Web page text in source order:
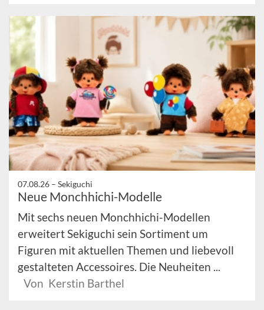
07.08.26 – Sekiguchi
Neue Monchhichi-Modelle
Mit sechs neuen Monchhichi-Modellen
erweitert Sekiguchi sein Sortiment um
Figuren mit aktuellen Themen und liebevoll
gestalteten Accessoires. Die Neuheiten ...
Von Kerstin Barthel